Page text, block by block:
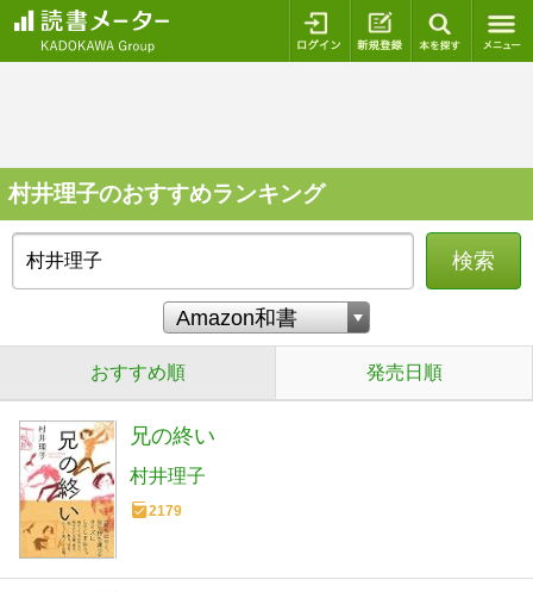
ログイン 新規登録
村井理子のおすすめランキング
検索
おすすめ順 発売日順
兄の終い
村井理子
2179